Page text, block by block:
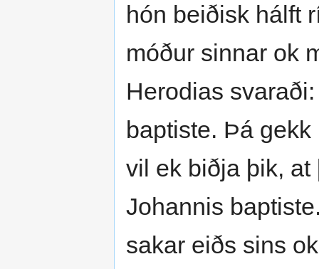
hón beiðisk hálft
móður sinnar ok
Herodias
baptiste. Þá
vil ek biðja þik,
Johannis
sakar eiðs sins